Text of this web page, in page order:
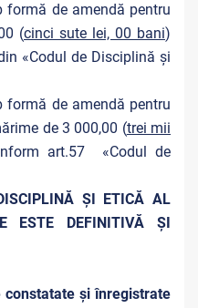
formă de amendă pentru
(cinci sute lei, 00 bani)
«Codul de Disciplină și
formă de amendă pentru
de 3 000,00 (trei mii
art.57 «Codul de
ȘI ETICĂ AL
ESTE DEFINITIVĂ ŞI
și înregistrate